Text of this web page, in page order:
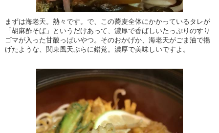
まずは海老天。熱々です。で、この蕎麦全体にかかっているタレが
「胡麻酢そば」というだけあって、濃厚で香ばしいたっぷりのすり
ゴマが入った甘酸っぱいやつ。そのおかげか、海老天がごま油で揚
げたような、関東風天ぷらに錯覚。濃厚で美味しいですよ。